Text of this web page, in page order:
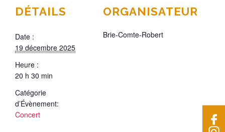
DÉTAILS
Date :
19 décembre 2025
Heure :
20 h 30 min
Catégorie
d’Évènement:
Concert
ORGANISATEUR
Brie-Comte-Robert